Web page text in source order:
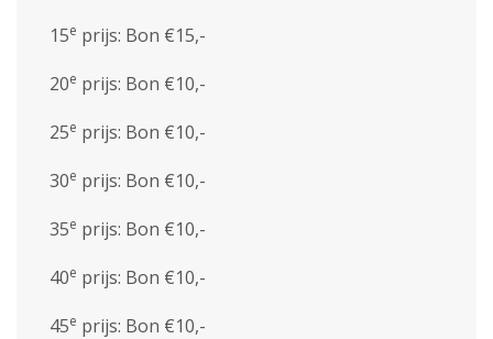
15e prijs: Bon €15,-
20e prijs: Bon €10,-
25e prijs: Bon €10,-
30e prijs: Bon €10,-
35e prijs: Bon €10,-
40e prijs: Bon €10,-
45e prijs: Bon €10,-